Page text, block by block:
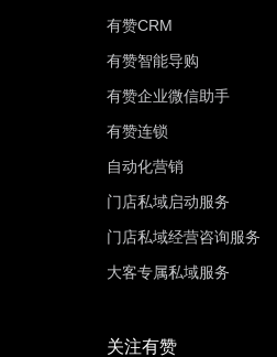
有赞CRM
有赞智能导购
有赞企业微信助手
有赞连锁
自动化营销
门店私域启动服务
门店私域经营咨询服务
大客专属私域服务
关注有赞